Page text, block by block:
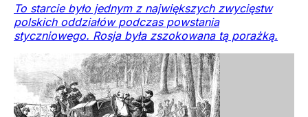
To starcie było jednym z największych zwycięstw
polskich oddziałów podczas powstania
styczniowego. Rosja była zszokowana tą porażką.